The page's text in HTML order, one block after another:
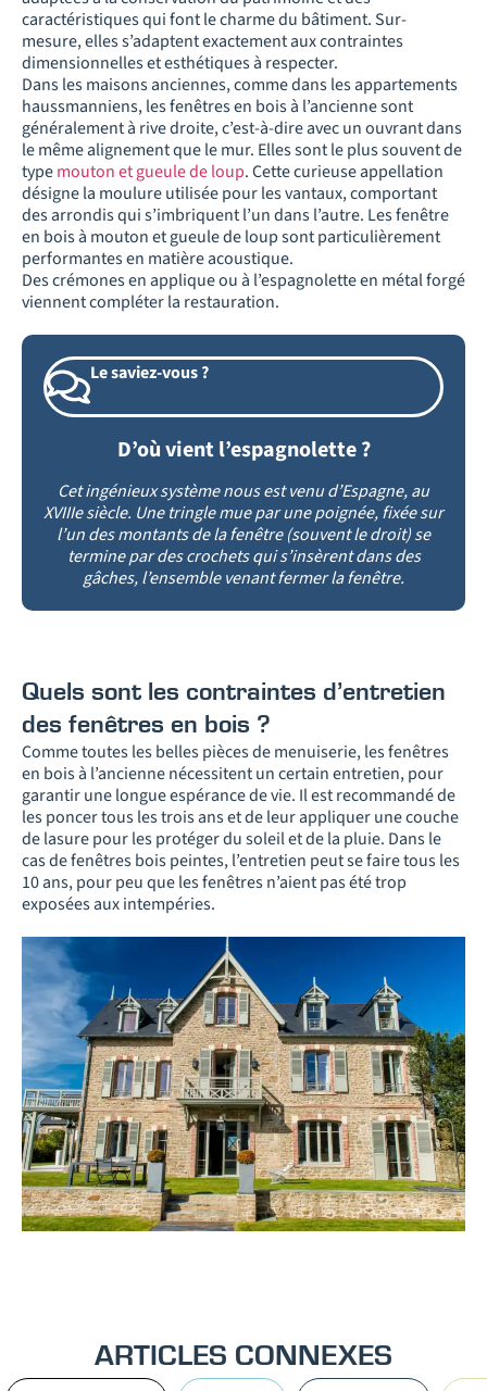
caractéristiques qui font le charme du bâtiment. Sur-
mesure, elles s’adaptent exactement aux contraintes
dimensionnelles et esthétiques à respecter.
Dans les maisons anciennes, comme dans les appartements
haussmanniens, les fenêtres en bois à l’ancienne sont
généralement à rive droite, c’est-à-dire avec un ouvrant dans
le même alignement que le mur. Elles sont le plus souvent de
typemouton et gueule de loup. Cette curieuse appellation
désigne la moulure utilisée pour les vantaux, comportant
des arrondis qui s’imbriquent l’un dans l’autre. Les fenêtre
en bois à mouton et gueule de loup sont particulièrement
performantes en matière acoustique.
Des crémones en applique ou à l’espagnolette en métal forgé
viennent compléter la restauration.
Le saviez-vous ?
D’où vient l’espagnolette ?
Cet ingénieux système nous est venu d’Espagne, au
XVIIIe siècle. Une tringle mue par une poignée, fixée sur
l’un des montants de la fenêtre (souvent le droit) se
termine par des crochets qui s’insèrent dans des
gâches, l’ensemble venant fermer la fenêtre.
Quels sont les contraintes d’entretien
des fenêtres en bois ?
Comme toutes les belles pièces de menuiserie, les fenêtres
en bois à l’ancienne nécessitent un certain entretien, pour
garantir une longue espérance de vie. Il est recommandé de
les poncer tous les trois ans et de leur appliquer une couche
de lasure pour les protéger du soleil et de la pluie. Dans le
cas de fenêtres bois peintes, l’entretien peut se faire tous les
10 ans, pour peu que les fenêtres n’aient pas été trop
exposées aux intempéries.
ARTICLES CONNEXES